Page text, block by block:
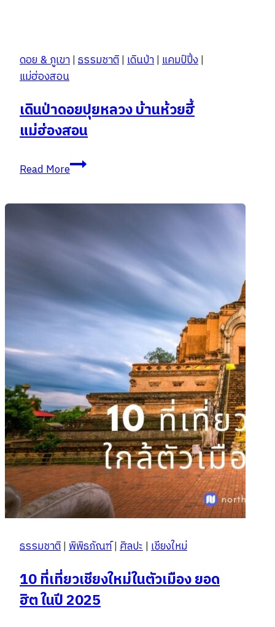
ดอย & ภูเขา|ธรรมชาติ|เดินป่า|แคมป์ปิ้ง|
แม่ฮ่องสอน
เดินป่าดอยปุยหลวง บ้านห้วยฮี้
แม่ฮ่องสอน
Read Moreเดิน
ป่า
หลวง
บ้าน
แม่ฮ่องสอน
ธรรมชาติ|พิพิธภัณฑ์|ศิลปะ|เชียงใหม่
10 ที่เที่ยวเชียงใหม่ในตัวเมือง ยอด
ฮิต ในปี 2025